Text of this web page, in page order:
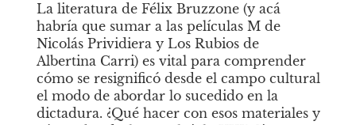
La literatura de Félix Bruzzone (y acá
habría que sumar a las películas M de
Nicolás Prividiera y Los Rubios de
Albertina Carri) es vital para comprender
cómo se resignificó desde el campo cultural
el modo de abordar lo sucedido en la
dictadura. ¿Qué hacer con esos materiales y